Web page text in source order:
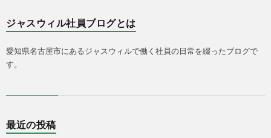
ジャスウィル社員ブログとは
愛知県名古屋市にあるジャスウィルで働く社員の日常を綴ったブログで
す。
最近の投稿